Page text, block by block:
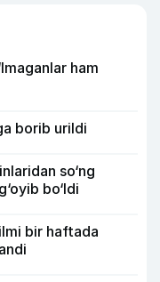
ham
borib urildi
so‘ng
bo‘ldi
bir haftada